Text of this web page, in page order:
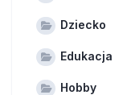
Dziecko
Edukacja
Hobby